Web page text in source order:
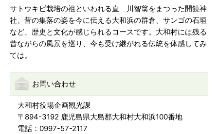
サトウキビ栽培の祖といわれる直 川智翁をまつった開饒神
社、昔の集落の姿を今に伝える大和浜の群倉、サンゴの石垣
など、歴史と文化が感じられるコースです。大和村には残る
昔ながらの風景を巡り、今も受け継がれる伝統を体感してみ
ては。
お問い合わせ
大和村役場企画観光課
〒894-3192 鹿児島県大島郡大和村大和浜100番地
電話：0997-57-2117